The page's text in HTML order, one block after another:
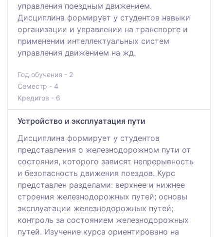
управления поездным движением.
Дисциплина формирует у студентов навыки
организации и управлении на транспорте и
применении интеллектуальных систем
управления движением на жд.
Год обучения - 2
Семестр - 4
Кредитов - 6
Устройство и эксплуатация пути
Дисциплина формирует у студентов
представления о железнодорожном пути от
состояния, которого зависят непрерывность
и безопасность движения поездов. Курс
представлен разделами: верхнее и нижнее
строения железнодорожных путей; основы
эксплуатации железнодорожных путей;
контроль за состоянием железнодорожных
путей. Изучение курса ориентировано на